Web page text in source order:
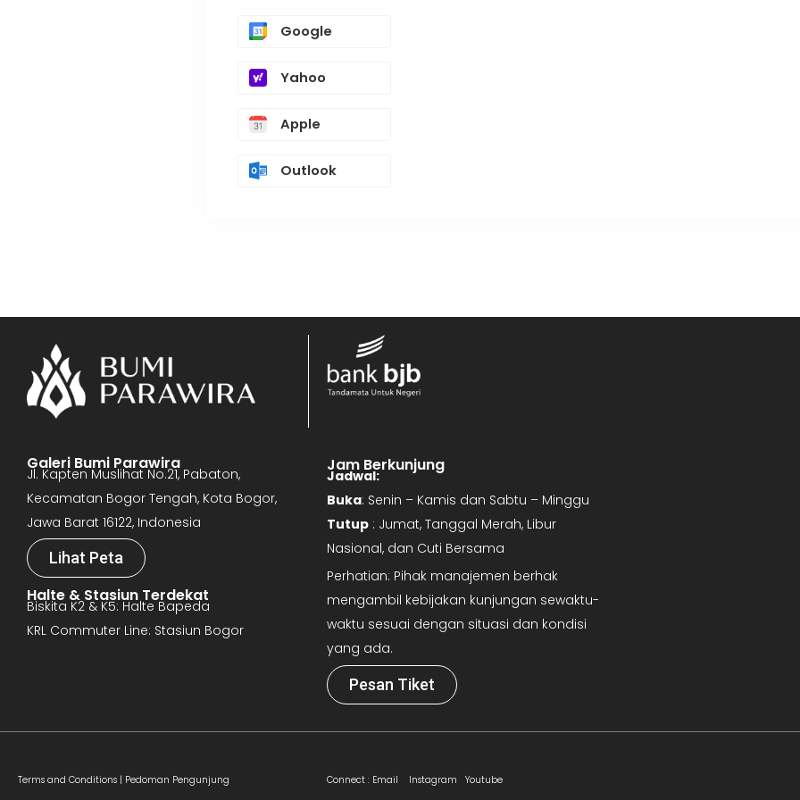
Google
Yahoo
Apple
Outlook
Galeri Bumi Parawira
Jl. Kapten Muslihat No.21, Pabaton,
Kecamatan Bogor Tengah, Kota Bogor,
Jawa Barat 16122, Indonesia
Lihat Peta
Halte & Stasiun Terdekat
Biskita K2 & K5: Halte Bapeda
KRL Commuter Line: Stasiun Bogor
Jam Berkunjung
Jadwal:
Buka: Senin – Kamis dan Sabtu – Minggu
Tutup : Jumat, Tanggal Merah, Libur
Nasional, dan Cuti Bersama
Perhatian: Pihak manajemen berhak
mengambil kebijakan kunjungan sewaktu-
waktu sesuai dengan situasi dan kondisi
yang ada.
Pesan Tiket
Terms and Conditions | Pedoman Pengunjung Connect : Email Instagram Youtube